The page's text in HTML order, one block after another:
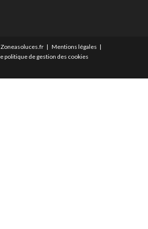
Zoneasoluces.fr
Mentions légales
politique de gestion des cookies